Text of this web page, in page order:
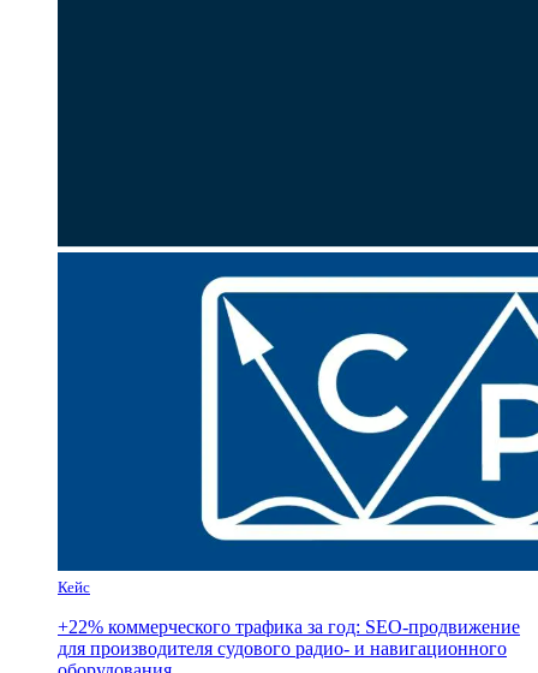
Кейс
+22% коммерческого трафика за год: SEO-продвижение
для производителя судового радио- и навигационного